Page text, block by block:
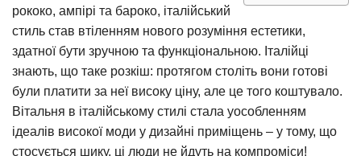
рококо, ампірі та бароко, італійський
стиль став втіленням нового розуміння естетики,
здатної бути зручною та функціональною. Італійці
знають, що таке розкіш: протягом століть вони готові
були платити за неї високу ціну, але це того коштувало.
Вітальня в італійському стилі стала уособленням
ідеалів високої моди у дизайні приміщень – у тому, що
стосується шику, ці люди не йдуть на компроміси!